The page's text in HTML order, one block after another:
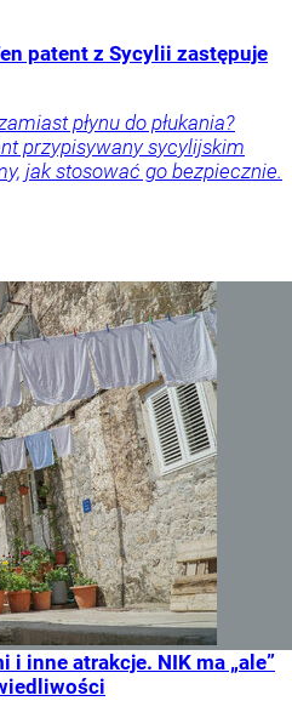
patent z Sycylii zastępuje
płynu do płukania?
przypisywany sycylijskim
jak stosować go bezpiecznie.
i inne atrakcje. NIK ma „ale”